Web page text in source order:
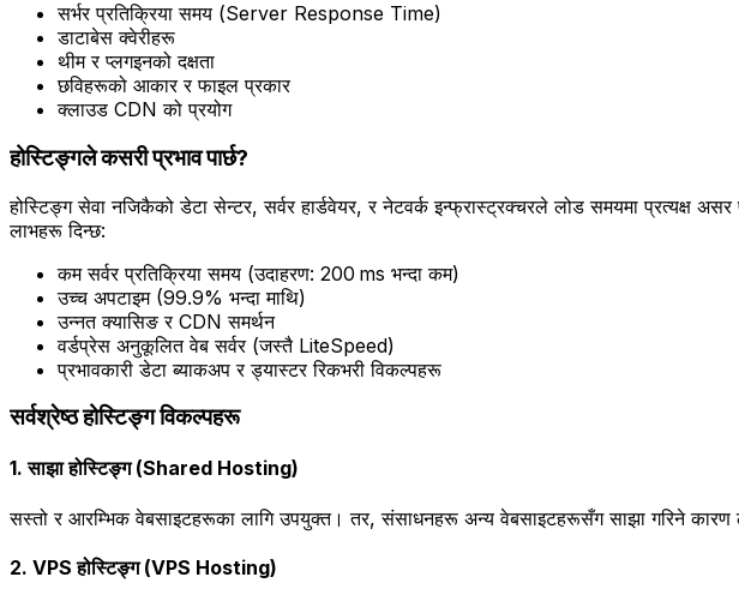
सर्भर प्रतिक्रिया समय (Server Response Time)
डाटाबेस क्वेरीहरू
थीम र प्लगइनको दक्षता
छविहरूको आकार र फाइल प्रकार
क्लाउड CDN को प्रयोग
होस्टिङ्गले कसरी प्रभाव पार्छ?
होस्टिङ्ग सेवा नजिकैको डेटा सेन्टर, सर्वर हार्डवेयर, र नेटवर्क इन्फ्रास्ट्रक्चरले लोड समयमा प्रत्यक्ष
लाभहरू दिन्छ:
कम सर्वर प्रतिक्रिया समय (उदाहरण: 200 ms भन्दा कम)
उच्च अपटाइम (99.9% भन्दा माथि)
उन्नत क्यासिङ र CDN समर्थन
वर्डप्रेस अनुकूलित वेब सर्वर (जस्तै LiteSpeed)
प्रभावकारी डेटा ब्याकअप र ड्यास्टर रिकभरी विकल्पहरू
सर्वश्रेष्ठ होस्टिङ्ग विकल्पहरू
1. साझा होस्टिङ्ग (Shared Hosting)
सस्तो र आरम्भिक वेबसाइटहरूका लागि उपयुक्त। तर, संसाधनहरू अन्य वेबसाइटहरूसँग साझा गरिने
2. VPS होस्टिङ्ग (VPS Hosting)